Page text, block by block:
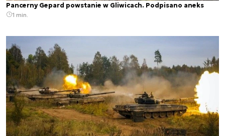
Pancerny Gepard powstanie w Gliwicach. Podpisano aneks
1 min.